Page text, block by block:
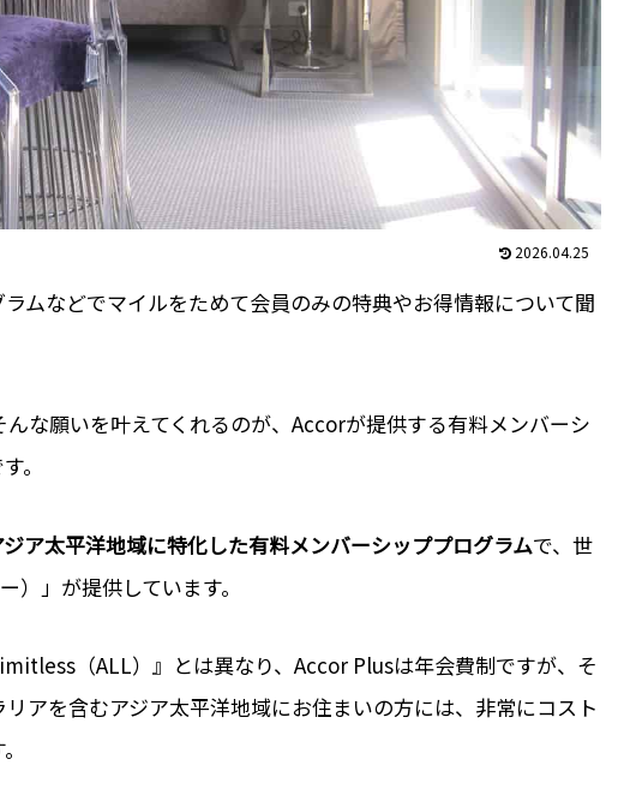
2026.04.25
ムなどでマイルをためて会員のみの特典やお得情報について聞
な願いを叶えてくれるのが、Accorが提供する有料メンバーシ
。
ジア太平洋地域に特化した有料メンバーシッププログラムで、世
」が提供しています。
（ALL）』とは異なり、Accor Plusは年会費制ですが、そ
アを含むアジア太平洋地域にお住まいの方には、非常にコスト